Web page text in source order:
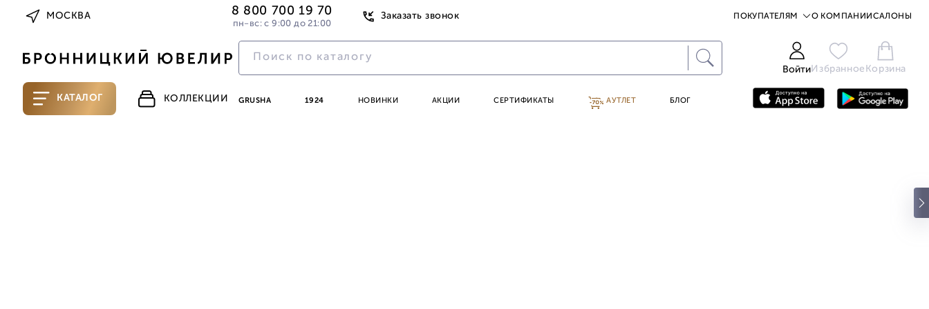
МОСКВА 8 800 700 19 70
пн-вс: с 9:00 до 21:00
Заказать звонок ПОКУПАТЕЛЯМ О КОМПАНИИ САЛОНЫ
ВойтиИзбранное Корзина
КАТАЛОГ КОЛЛЕКЦИИ GRUSHA 1924 НОВИНКИ АКЦИИ СЕРТИФИКАТЫ АУТЛЕТ БЛОГ